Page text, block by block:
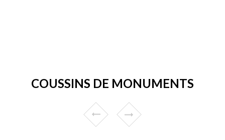
COUSSINS DE MONUMENTS